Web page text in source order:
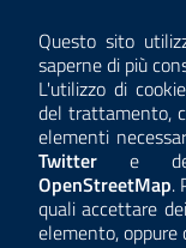
Questo sito
saperne di più
L'utilizzo di
del trattamento,
elementi
Twitter e
OpenStreetMap.
quali accettare
elemento, oppure